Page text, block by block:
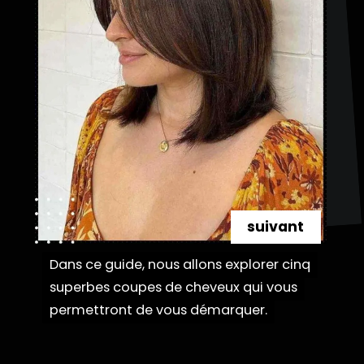
Dans ce guide, nous allons explorer cinq
superbes coupes de cheveux qui vous
permettront de vous démarquer.
Dans ce guide, nous allons explorer cinq
superbes coupes de cheveux qui vous
permettront de vous démarquer.
suivant